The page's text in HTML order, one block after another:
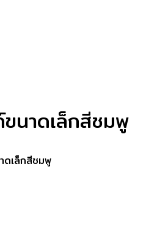
ขนาดเล็กสีชมพู
ดเล็กสีชมพู